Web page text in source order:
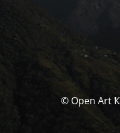
© Open Art